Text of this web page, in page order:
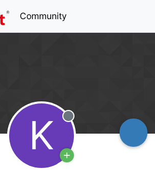
Community
K Offline